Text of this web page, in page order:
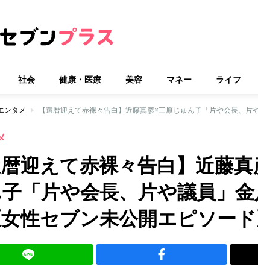
社会 健康・医療 美容 マネー ライフ
ンタメ
暦迎えて赤裸々告白】近藤
「片や会長、片や議員」
性セブン未公開エピソード